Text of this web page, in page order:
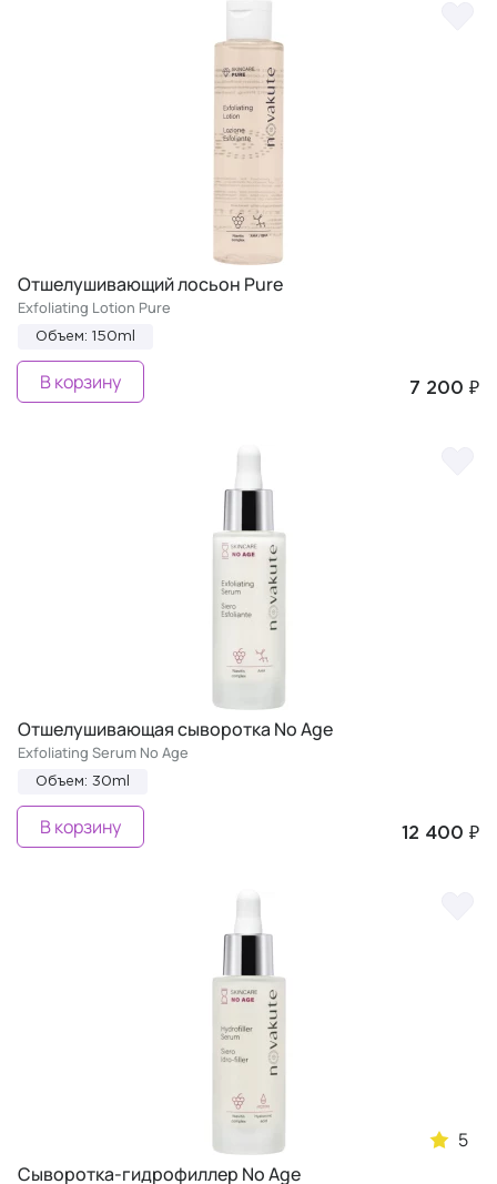
Отшелушивающий лосьон Pure
Exfoliating Lotion Pure
Объем: 150ml
7 200 ₽
В корзину
Отшелушивающая сыворотка No Age
Exfoliating Serum No Age
Объем: 30ml
12 400 ₽
В корзину
5
Сыворотка-гидрофиллер No Age